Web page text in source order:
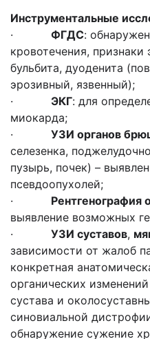
Инструментальные
· ФГДС:
кровотечения, признаки
бульбита, дуоденита
эрозивный, язвенный);
· ЭКГ: для
миокарда;
· УЗИ органов
селезенка,
пузырь, почек) –
псевдоопухолей;
· Рентгенография
выявление возможных
· УЗИ суставов,
зависимости от жалоб
конкретная
органических
сустава и
синовиальной
обнаружение сужение